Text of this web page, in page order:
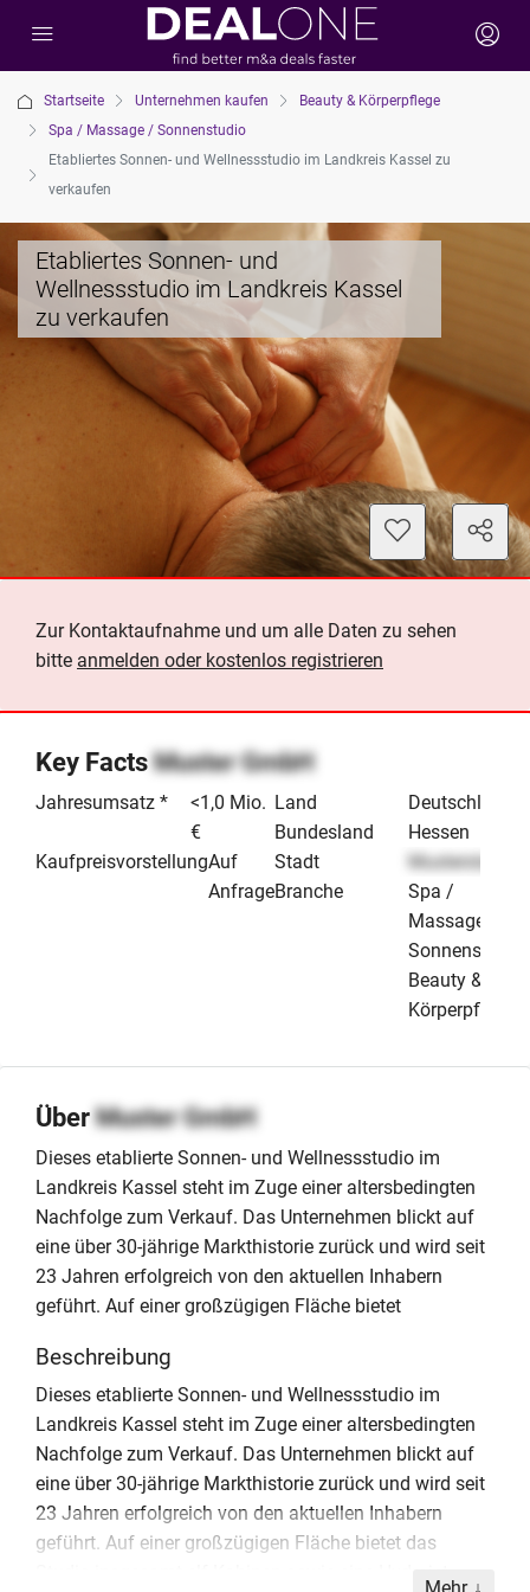
Startseite Unternehmen kaufen
Beauty & Körperpflege
Spa / Massage / Sonnenstudio
Etabliertes Sonnen- und Wellnessstudio im Landkreis Kassel zu
verkaufen
Etabliertes Sonnen- und
Wellnessstudio im Landkreis Kassel
zu verkaufen
Zur Kontaktaufnahme und um alle Daten zu sehen
bitte anmelden oder kostenlos registrieren
Key FactsMuster GmbH
Jahresumsatz *
<1,0 Mio.
€
KaufpreisvorstellungAuf
Anfrage
Land
Deutschland
Bundesland
Hessen
Stadt
Musterstadt
Branche
Spa /
Massage /
Sonnenstudio
Beauty &
Körperpflege
ÜberMuster GmbH
Dieses etablierte Sonnen- und Wellnessstudio im
Landkreis Kassel steht im Zuge einer altersbedingten
Nachfolge zum Verkauf. Das Unternehmen blickt auf
eine über 30-jährige Markthistorie zurück und wird seit
23 Jahren erfolgreich von den aktuellen Inhabern
geführt. Auf einer großzügigen Fläche bietet
Beschreibung
Dieses etablierte Sonnen- und Wellnessstudio im
Landkreis Kassel steht im Zuge einer altersbedingten
Nachfolge zum Verkauf. Das Unternehmen blickt auf
eine über 30-jährige Markthistorie zurück und wird seit
23 Jahren erfolgreich von den aktuellen Inhabern
geführt. Auf einer großzügigen Fläche bietet das